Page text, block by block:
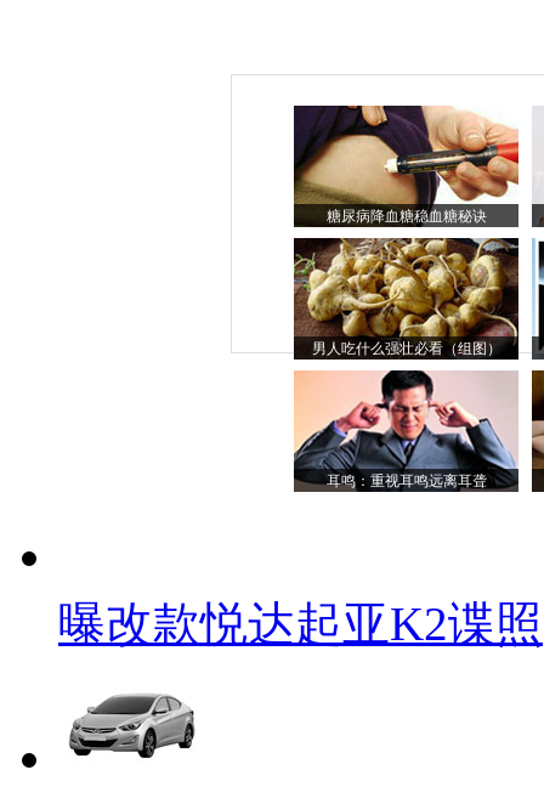
糖尿病降血糖稳血糖秘诀
男人吃什么强壮必看（组图）
耳鸣：重视耳鸣远离耳聋
曝改款悦达起亚K2谍照